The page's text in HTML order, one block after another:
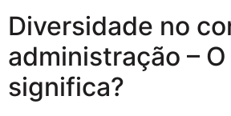
Diversidade no
administração –
significa?